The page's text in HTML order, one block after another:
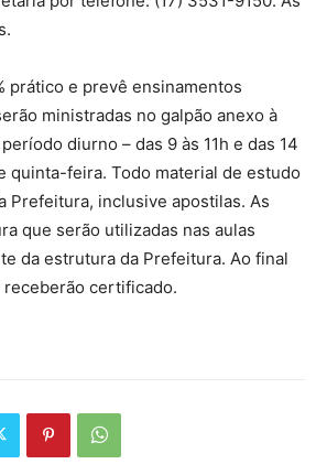
prático e prevê ensinamentos
ministradas no galpão anexo à
diurno – das 9 às 11h e das 14
quinta-feira. Todo material de estudo
Prefeitura, inclusive apostilas. As
que serão utilizadas nas aulas
da estrutura da Prefeitura. Ao final
certificado.